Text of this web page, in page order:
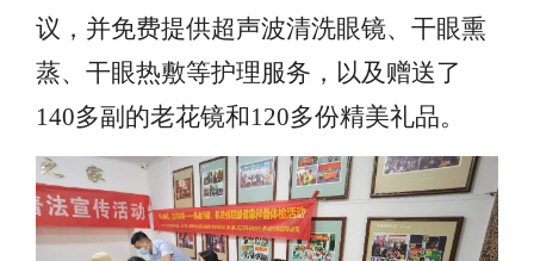
议，并免费提供超声波清洗眼镜、干眼熏
蒸、干眼热敷等护理服务，以及赠送了
140多副的老花镜和120多份精美礼品。